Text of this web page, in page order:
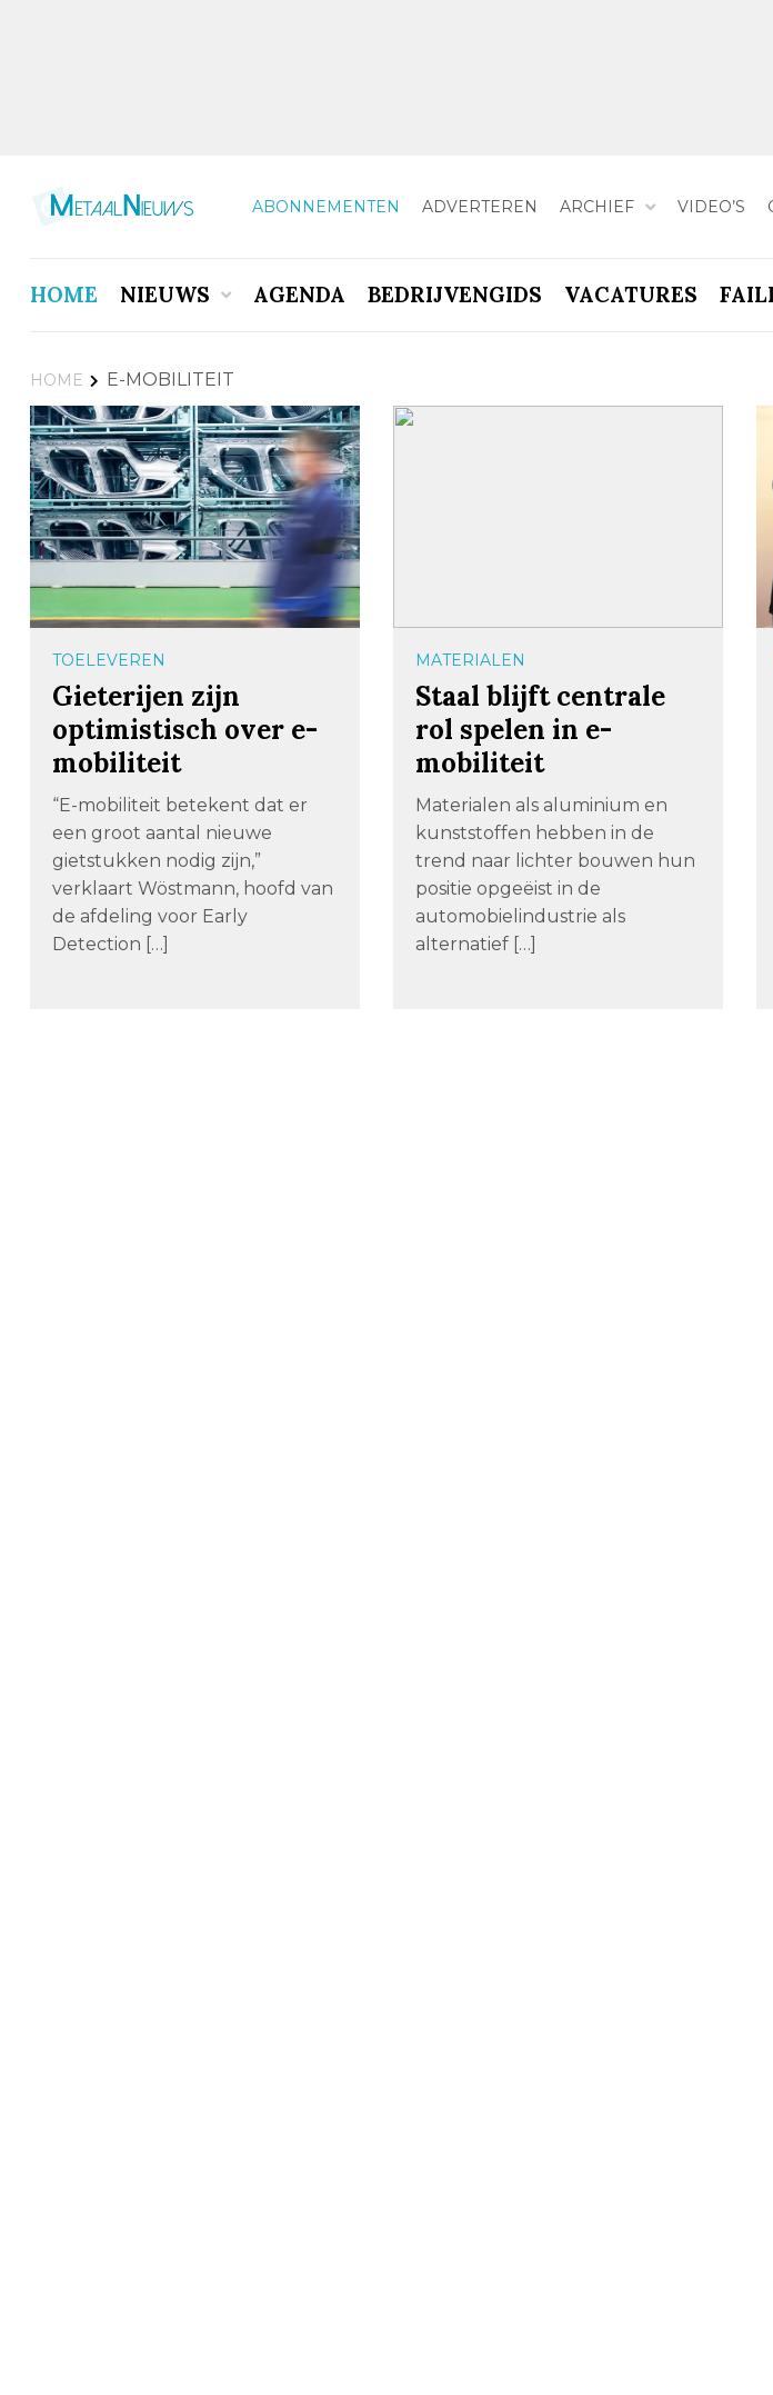
ABONNEMENTEN ADVERTEREN ARCHIEF VIDEO’S
HOME NIEUWS AGENDA BEDRIJVENGIDS VACATURES
HOME E-MOBILITEIT
TOELEVEREN
Gieterijen zijn
optimistisch over e-
mobiliteit
“E-mobiliteit betekent dat er
een groot aantal nieuwe
gietstukken nodig zijn,”
verklaart Wöstmann, hoofd van
de afdeling voor Early
Detection […]
MATERIALEN
Staal blijft centrale
rol spelen in e-
mobiliteit
Materialen als aluminium en
kunststoffen hebben in de
trend naar lichter bouwen hun
positie opgeëist in de
automobielindustrie als
alternatief […]